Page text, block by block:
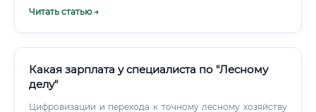
полгода, что делает обучение экономически
Читать статью →
Какая зарплата у специалиста по "Лесному
делу"
Цифровизации и перехода к точному лесному хозяйству